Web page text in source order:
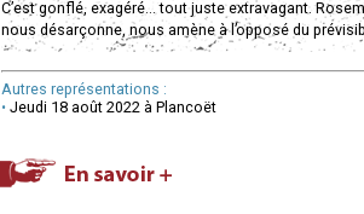
C’est gonflé, exagéré… tout juste extravagant.
nous désarçonne, nous amène à l’opposé du
Autres représentations :
• Jeudi 18 août 2022 à Plancoët